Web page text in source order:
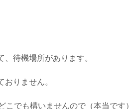
待機場所があります。
りません。
でも構いませんので（本当です）